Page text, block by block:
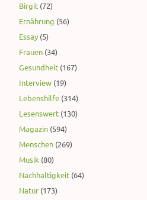
Birgit (72)
Ernährung (56)
Essay (5)
Frauen (34)
Gesundheit (167)
Interview (19)
Lebenshilfe (314)
Lesenswert (130)
Magazin (594)
Menschen (269)
Musik (80)
Nachhaltigkeit (64)
Natur (173)